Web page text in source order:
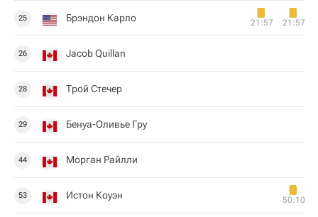
25 Брэндон Карло 21:57 21:57
26 Jacob Quillan
28 Трой Стечер
29 Бенуа-Оливье Гру
44 Морган Райлли
53 Истон Коуэн 50:10